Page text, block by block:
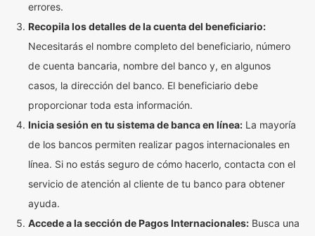
errores.
Recopila los detalles de la cuenta del beneficiario:
Necesitarás el nombre completo del beneficiario, número
de cuenta bancaria, nombre del banco y, en algunos
casos, la dirección del banco. El beneficiario debe
proporcionar toda esta información.
Inicia sesión en tu sistema de banca en línea: La mayoría
de los bancos permiten realizar pagos internacionales en
línea. Si no estás seguro de cómo hacerlo, contacta con el
servicio de atención al cliente de tu banco para obtener
ayuda.
Accede a la sección de Pagos Internacionales: Busca una